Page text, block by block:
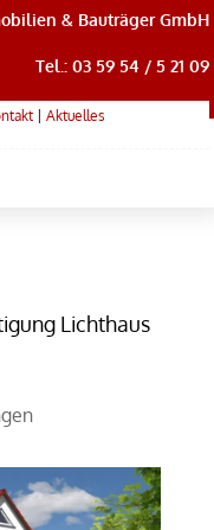
& Bauträger GmbH
Tel.: 03 59 54 / 5 21 09
| Aktuelles
Lichthaus